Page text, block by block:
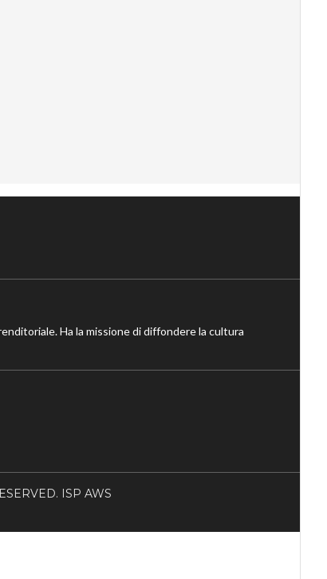
Ha la missione di diffondere la cultura
ISP AWS